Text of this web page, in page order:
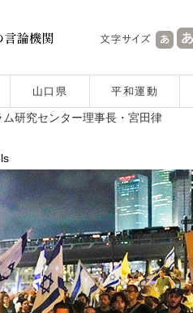
山口県 平和運動
研究センター理事長・宮田律